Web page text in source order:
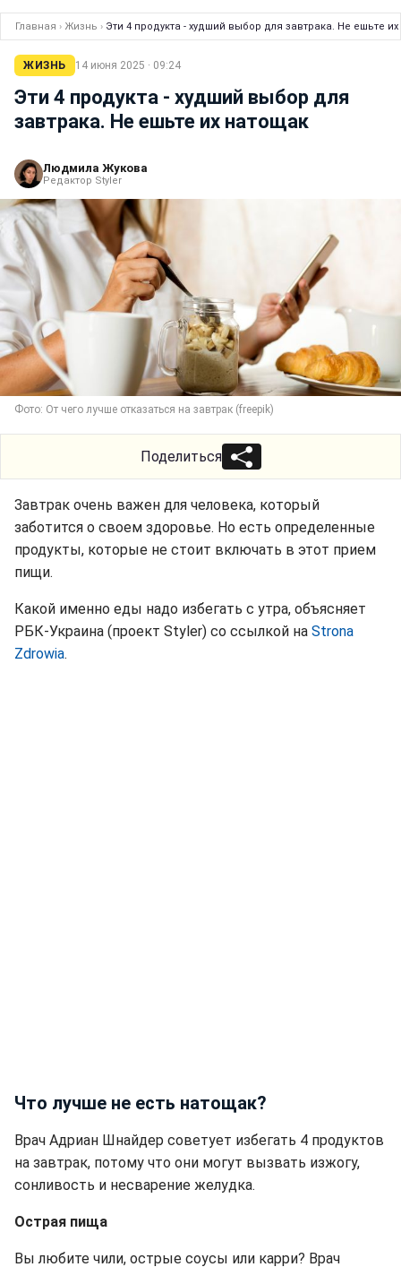
Главная › Жизнь › Эти 4 продукта - худший выбор для завтрака. Не ешьте
ЖИЗНЬ 14 июня 2025 · 09:24
Эти 4 продукта - худший выбор для
завтрака. Не ешьте их натощак
Людмила Жукова
Редактор Styler
Фото: От чего лучше отказаться на завтрак (freepik)
Поделиться
Завтрак очень важен для человека, который
заботится о своем здоровье. Но есть определенные
продукты, которые не стоит включать в этот прием
пищи.
Какой именно еды надо избегать с утра, объясняет
РБК-Украина (проект Styler) со ссылкой на Strona
Zdrowia.
Что лучше не есть натощак?
Врач Адриан Шнайдер советует избегать 4 продуктов
на завтрак, потому что они могут вызвать изжогу,
сонливость и несварение желудка.
Острая пища
Вы любите чили, острые соусы или карри? Врач